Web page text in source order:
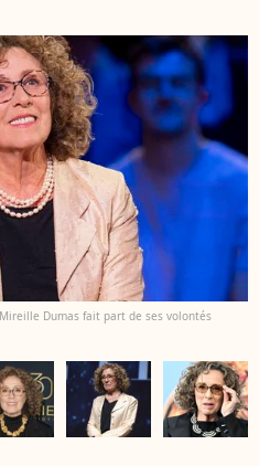
Mireille Dumas fait part de ses volontés